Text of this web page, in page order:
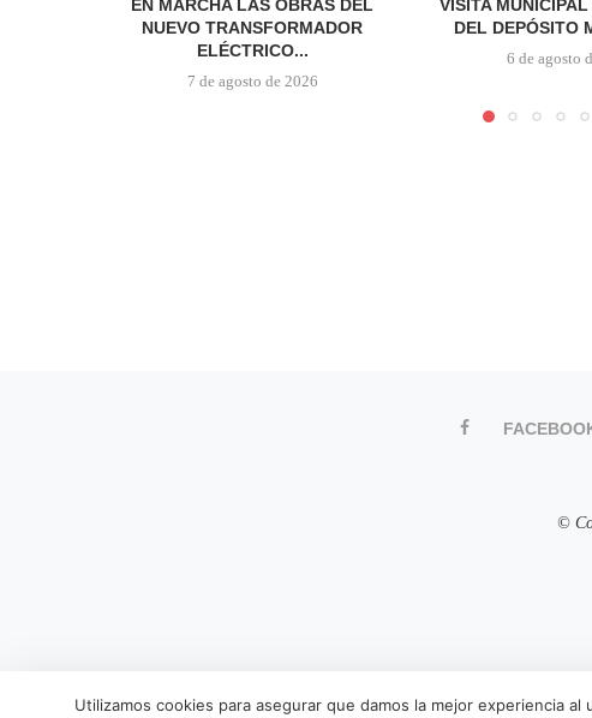
EN MARCHA LAS OBRAS DEL
NUEVO TRANSFORMADOR
ELÉCTRICO...
7 de agosto de 2026
VISITA
DEL DEPÓSITO
6 de agosto
©
Utilizamos cookies para asegurar que damos la mejor experiencia